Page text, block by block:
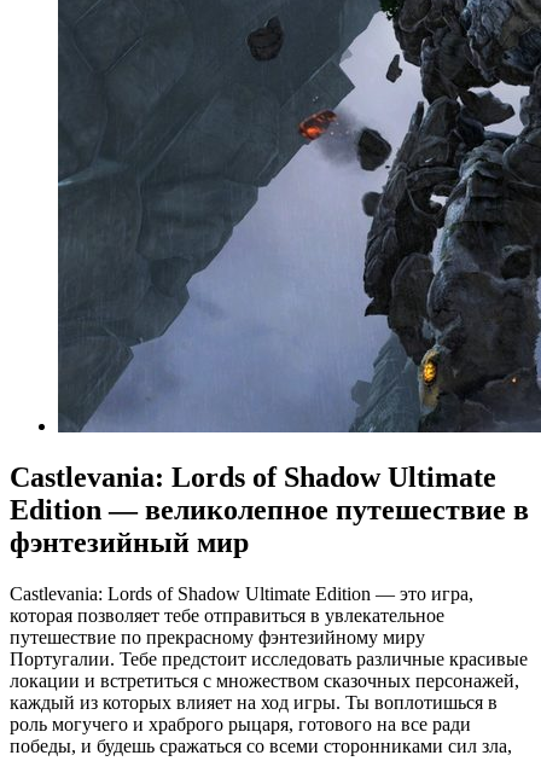
Castlevania: Lords of Shadow Ultimate
Edition — великолепное путешествие в
фэнтезийный мир
Castlevania: Lords of Shadow Ultimate Edition — это игра,
которая позволяет тебе отправиться в увлекательное
путешествие по прекрасному фэнтезийному миру
Португалии. Тебе предстоит исследовать различные красивые
локации и встретиться с множеством сказочных персонажей,
каждый из которых влияет на ход игры. Ты воплотишься в
роль могучего и храброго рыцаря, готового на все ради
победы, и будешь сражаться со всеми сторонниками сил зла,